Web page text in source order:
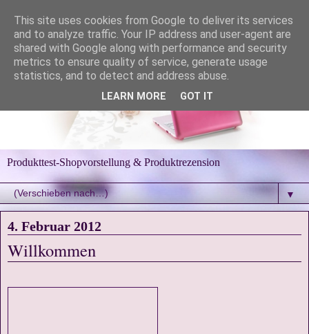
Produkttest-Shopvorstellung & Produktrezension
▼
4. Februar 2012
Willkommen
This site uses cookies from Google to deliver its services
and to analyze traffic. Your IP address and user-agent are
shared with Google along with performance and security
metrics to ensure quality of service, generate usage
statistics, and to detect and address abuse.
LEARN MORE GOT IT